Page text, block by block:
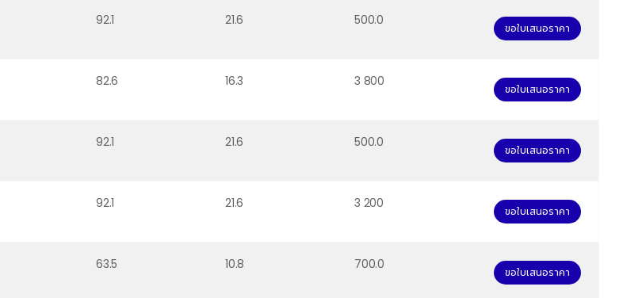
92.1 21.6 500.0
ขอใบเสนอราคา
82.6 16.3 3 800
ขอใบเสนอราคา
92.1 21.6 500.0
ขอใบเสนอราคา
92.1 21.6 3 200
ขอใบเสนอราคา
63.5 10.8 700.0
ขอใบเสนอราคา